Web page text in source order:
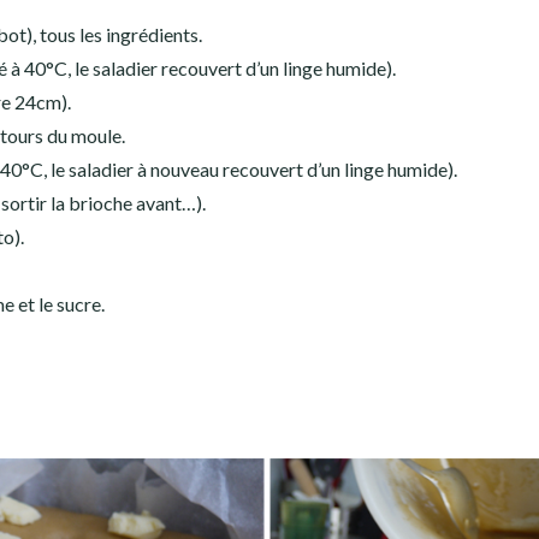
tous les ingrédients.
40°C, le saladier recouvert d’un linge humide).
24cm).
du moule.
le saladier à nouveau recouvert d’un linge humide).
la brioche avant…).
et le sucre.